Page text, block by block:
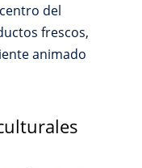
del
frescos,
animado